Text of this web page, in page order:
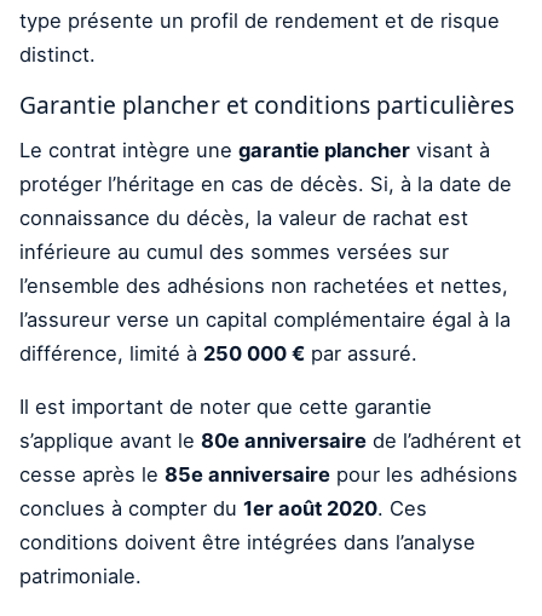
type présente un profil de rendement et de risque
distinct.
Garantie plancher et conditions particulières
Le contrat intègre une garantie plancher visant à
protéger l’héritage en cas de décès. Si, à la date de
connaissance du décès, la valeur de rachat est
inférieure au cumul des sommes versées sur
l’ensemble des adhésions non rachetées et nettes,
l’assureur verse un capital complémentaire égal à la
différence, limité à 250 000 € par assuré.
Il est important de noter que cette garantie
s’applique avant le 80e anniversaire de l’adhérent et
cesse après le 85e anniversaire pour les adhésions
conclues à compter du 1er août 2020. Ces
conditions doivent être intégrées dans l’analyse
patrimoniale.